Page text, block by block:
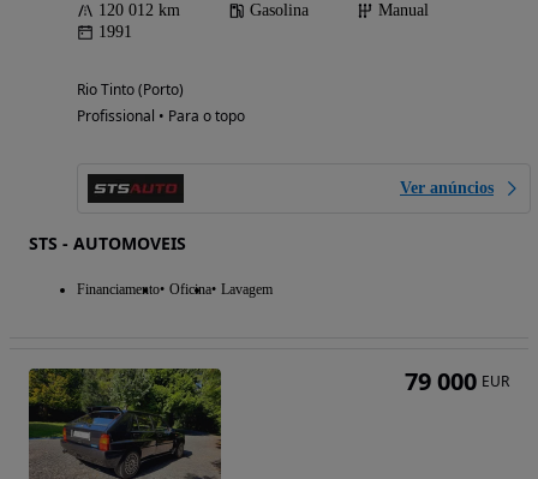
120 012 km Gasolina
Manual
1991
Rio Tinto (Porto)
Profissional • Para o topo
Ver anúncios
STS - AUTOMOVEIS
Financiamento Oficina Lavagem
79 000 EUR